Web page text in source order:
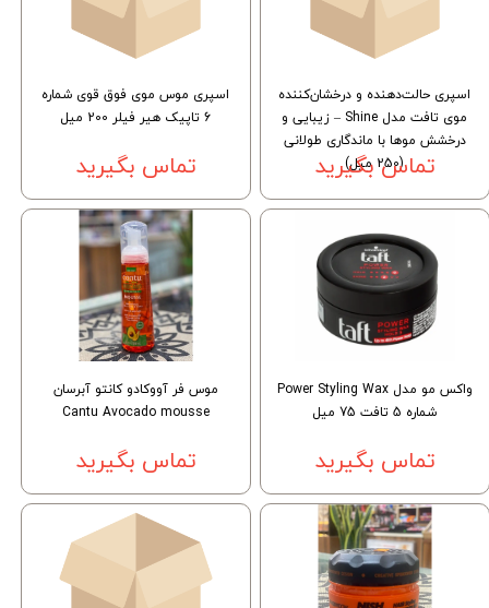
اسپری حالت‌دهنده و درخشان‌کننده
موی تافت مدل Shine – زیبایی و
درخشش موها با ماندگاری طولانی
(250 میل)
تماس بگیرید
اسپری موس موی فوق قوی شماره
6 تاپیک هیر فیلر 200 میل
تماس بگیرید
واکس مو مدل Power Styling Wax
شماره 5 تافت 75 میل
تماس بگیرید
موس فر آووکادو کانتو آبرسان
Cantu Avocado mousse
تماس بگیرید